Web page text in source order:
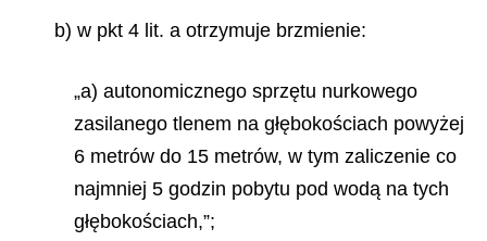
b) w pkt 4 lit. a otrzymuje brzmienie:
„a) autonomicznego sprzętu nurkowego
zasilanego tlenem na głębokościach powyżej
6 metrów do 15 metrów, w tym zaliczenie co
najmniej 5 godzin pobytu pod wodą na tych
głębokościach,”;